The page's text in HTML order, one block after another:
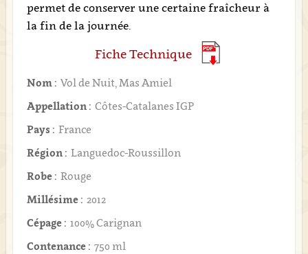
permet de conserver une certaine fraîcheur à
la fin de la journée.
Fiche Technique
Nom : Vol de Nuit, Mas Amiel
Appellation : Côtes-Catalanes IGP
Pays : France
Région : Languedoc-Roussillon
Robe : Rouge
Millésime : 2012
Cépage : 100% Carignan
Contenance : 750 ml